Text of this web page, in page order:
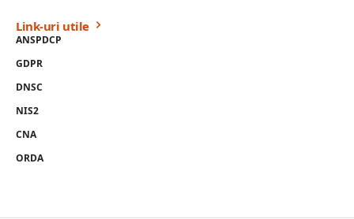
Link-uri utile
ANSPDCP
GDPR
DNSC
NIS2
CNA
ORDA